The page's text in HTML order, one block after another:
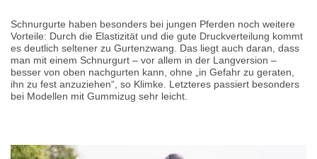
Schnurgurte haben besonders bei jungen Pferden noch weitere
Vorteile: Durch die Elastizität und die gute Druckverteilung kommt
es deutlich seltener zu Gurtenzwang. Das liegt auch daran, dass
man mit einem Schnurgurt – vor allem in der Langversion –
besser von oben nachgurten kann, ohne „in Gefahr zu geraten,
ihn zu fest anzuziehen“, so Klimke. Letzteres passiert besonders
bei Modellen mit Gummizug sehr leicht.